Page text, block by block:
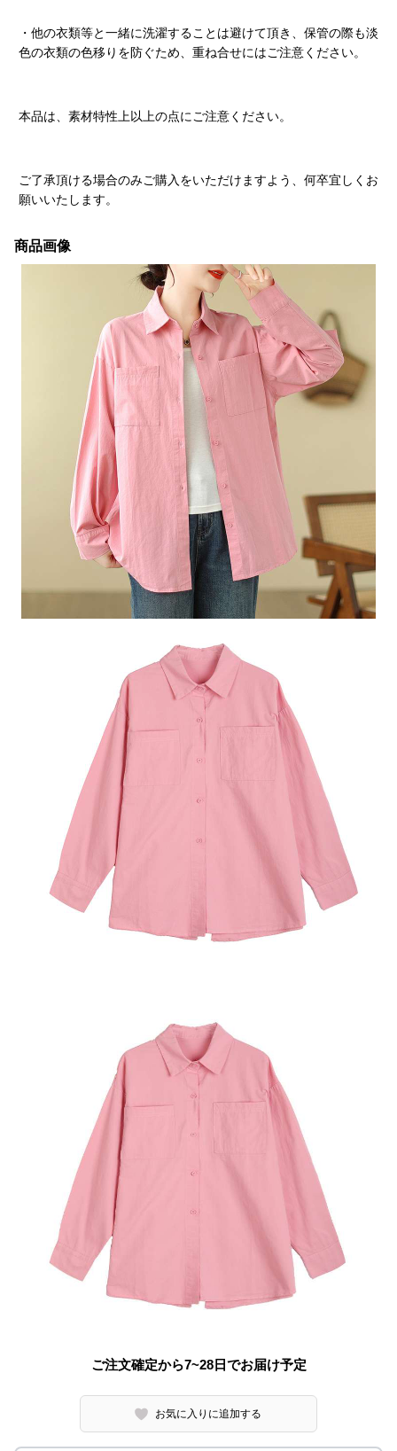
・他の衣類等と一緒に洗濯することは避けて頂き、保管の際も淡
色の衣類の色移りを防ぐため、重ね合せにはご注意ください。
本品は、素材特性上以上の点にご注意ください。
ご了承頂ける場合のみご購入をいただけますよう、何卒宜しくお
願いいたします。
商品画像
ご注文確定から7~28日でお届け予定
お気に入りに追加する